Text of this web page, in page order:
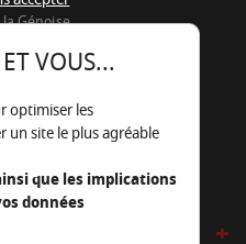
Génoise
98 09
un e-mail
VOUS...
optimiser les
un site le plus agréable
que les implications
données